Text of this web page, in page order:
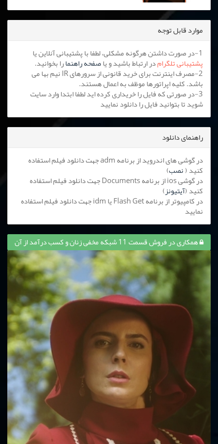
موارد قابل توجه
1-در صورت داشتن هرگونه مشکلی، لطفا با پشتیبانی آنلاین یا
پشتیبانی تلگرامدر ارتباط باشید و یاصفحه راهنمارا بخوانید.
2-مصرف اینترنت برای خرید قانونی از سرورهای IR نیم بها می
باشد. کلیه اپراتورها موظف به اعمال هستند.
3-در صورتی که فایل را خریداری کرده اید لطفا ابتدا وارد سایت
شوید تا بتوانید فایل را دانلود نمایید
راهنمای دانلود
در گوشی های اندروید از برنامه adm جهت دانلود فیلم استفاده
کنید (نصب)
در گوشی ios از برنامه Documents جهت دانلود فیلم استفاده
کنید (آیتیونز)
در کامپیوتر از برنامه Flash Get یا idm جهت دانلود فیلم استفاده
نمایید
همکاری در فروش قسمت 11 شبکه مخفی زنان و کسب درآمد از آن